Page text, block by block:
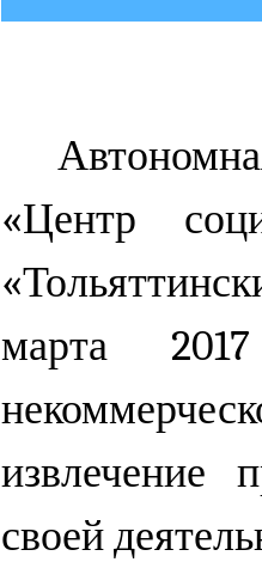
«Центр
марта
извлечение
своей